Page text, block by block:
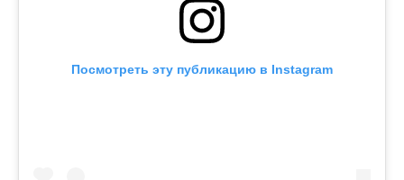
Посмотреть эту публикацию в Instagram